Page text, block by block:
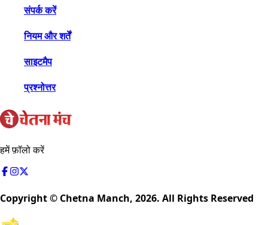
संपर्क करें
नियम और शर्तें
साइटमैप
प्रश्नोत्तर
हमें फ़ॉलो करें
Copyright © Chetna Manch, 2026. All Rights Reserved